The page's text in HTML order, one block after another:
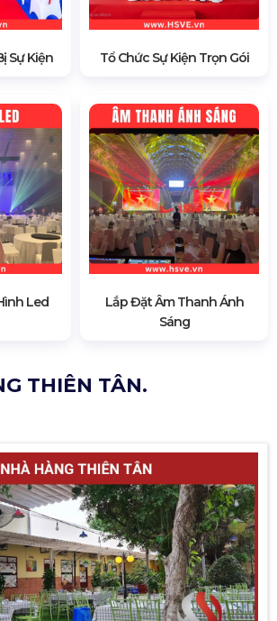
Sự Kiện Tổ Chức Sự Kiện Trọn Gói
Led
Lắp Đặt Âm Thanh Ánh
Sáng
THIÊN TÂN.